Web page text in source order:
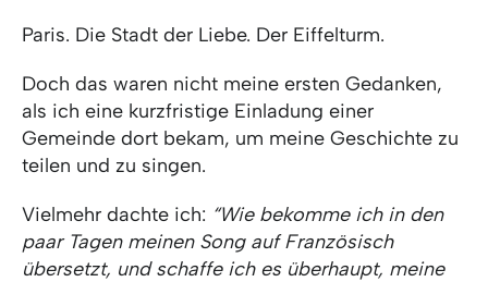
Paris. Die Stadt der Liebe. Der Eiffelturm.
Doch das waren nicht meine ersten Gedanken,
als ich eine kurzfristige Einladung einer
Gemeinde dort bekam, um meine Geschichte zu
teilen und zu singen.
Vielmehr dachte ich: “Wie bekomme ich in den
paar Tagen meinen Song auf Französisch
übersetzt, und schaffe ich es überhaupt, meine